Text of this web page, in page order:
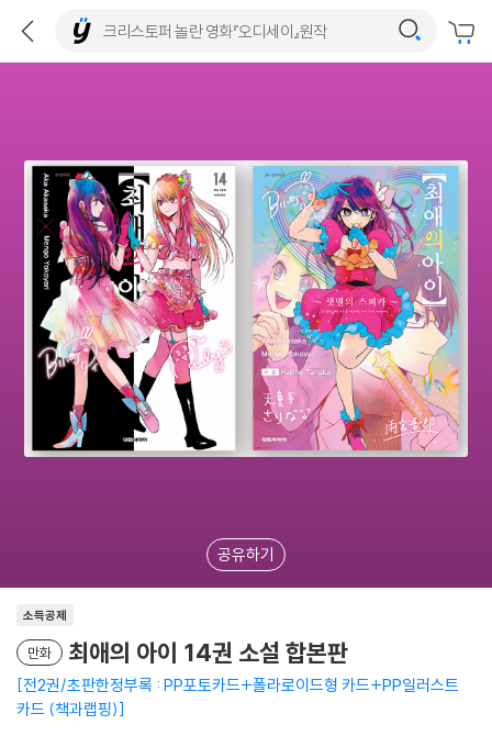
공유하기
소득공제
만화 최애의 아이 14권 소설 합본판
전2권/초판한정부록 : PP포토카드+폴라로이드형 카드+PP일러스트
카드 (책과랩핑)